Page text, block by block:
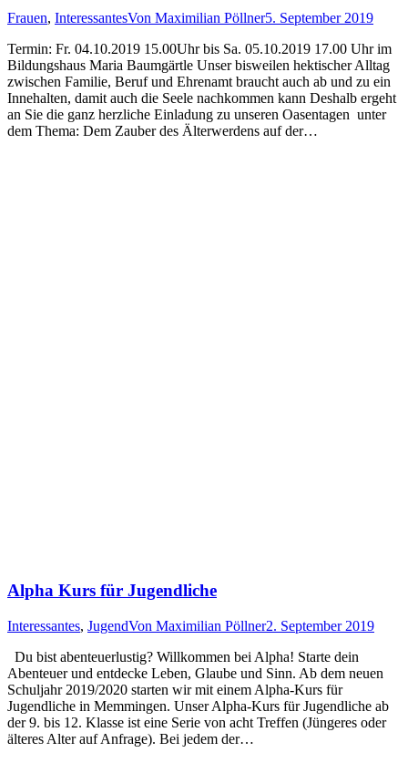
Frauen, InteressantesVon Maximilian Pöllner5. September 2019
Termin: Fr. 04.10.2019 15.00Uhr bis Sa. 05.10.2019 17.00 Uhr im
Bildungshaus Maria Baumgärtle Unser bisweilen hektischer Alltag
zwischen Familie, Beruf und Ehrenamt braucht auch ab und zu ein
Innehalten, damit auch die Seele nachkommen kann Deshalb ergeht
an Sie die ganz herzliche Einladung zu unseren Oasentagen unter
dem Thema: Dem Zauber des Älterwerdens auf der…
Alpha Kurs für Jugendliche
Interessantes, JugendVon Maximilian Pöllner2. September 2019
Du bist abenteuerlustig? Willkommen bei Alpha! Starte dein
Abenteuer und entdecke Leben, Glaube und Sinn. Ab dem neuen
Schuljahr 2019/2020 starten wir mit einem Alpha-Kurs für
Jugendliche in Memmingen. Unser Alpha-Kurs für Jugendliche ab
der 9. bis 12. Klasse ist eine Serie von acht Treffen (Jüngeres oder
älteres Alter auf Anfrage). Bei jedem der…